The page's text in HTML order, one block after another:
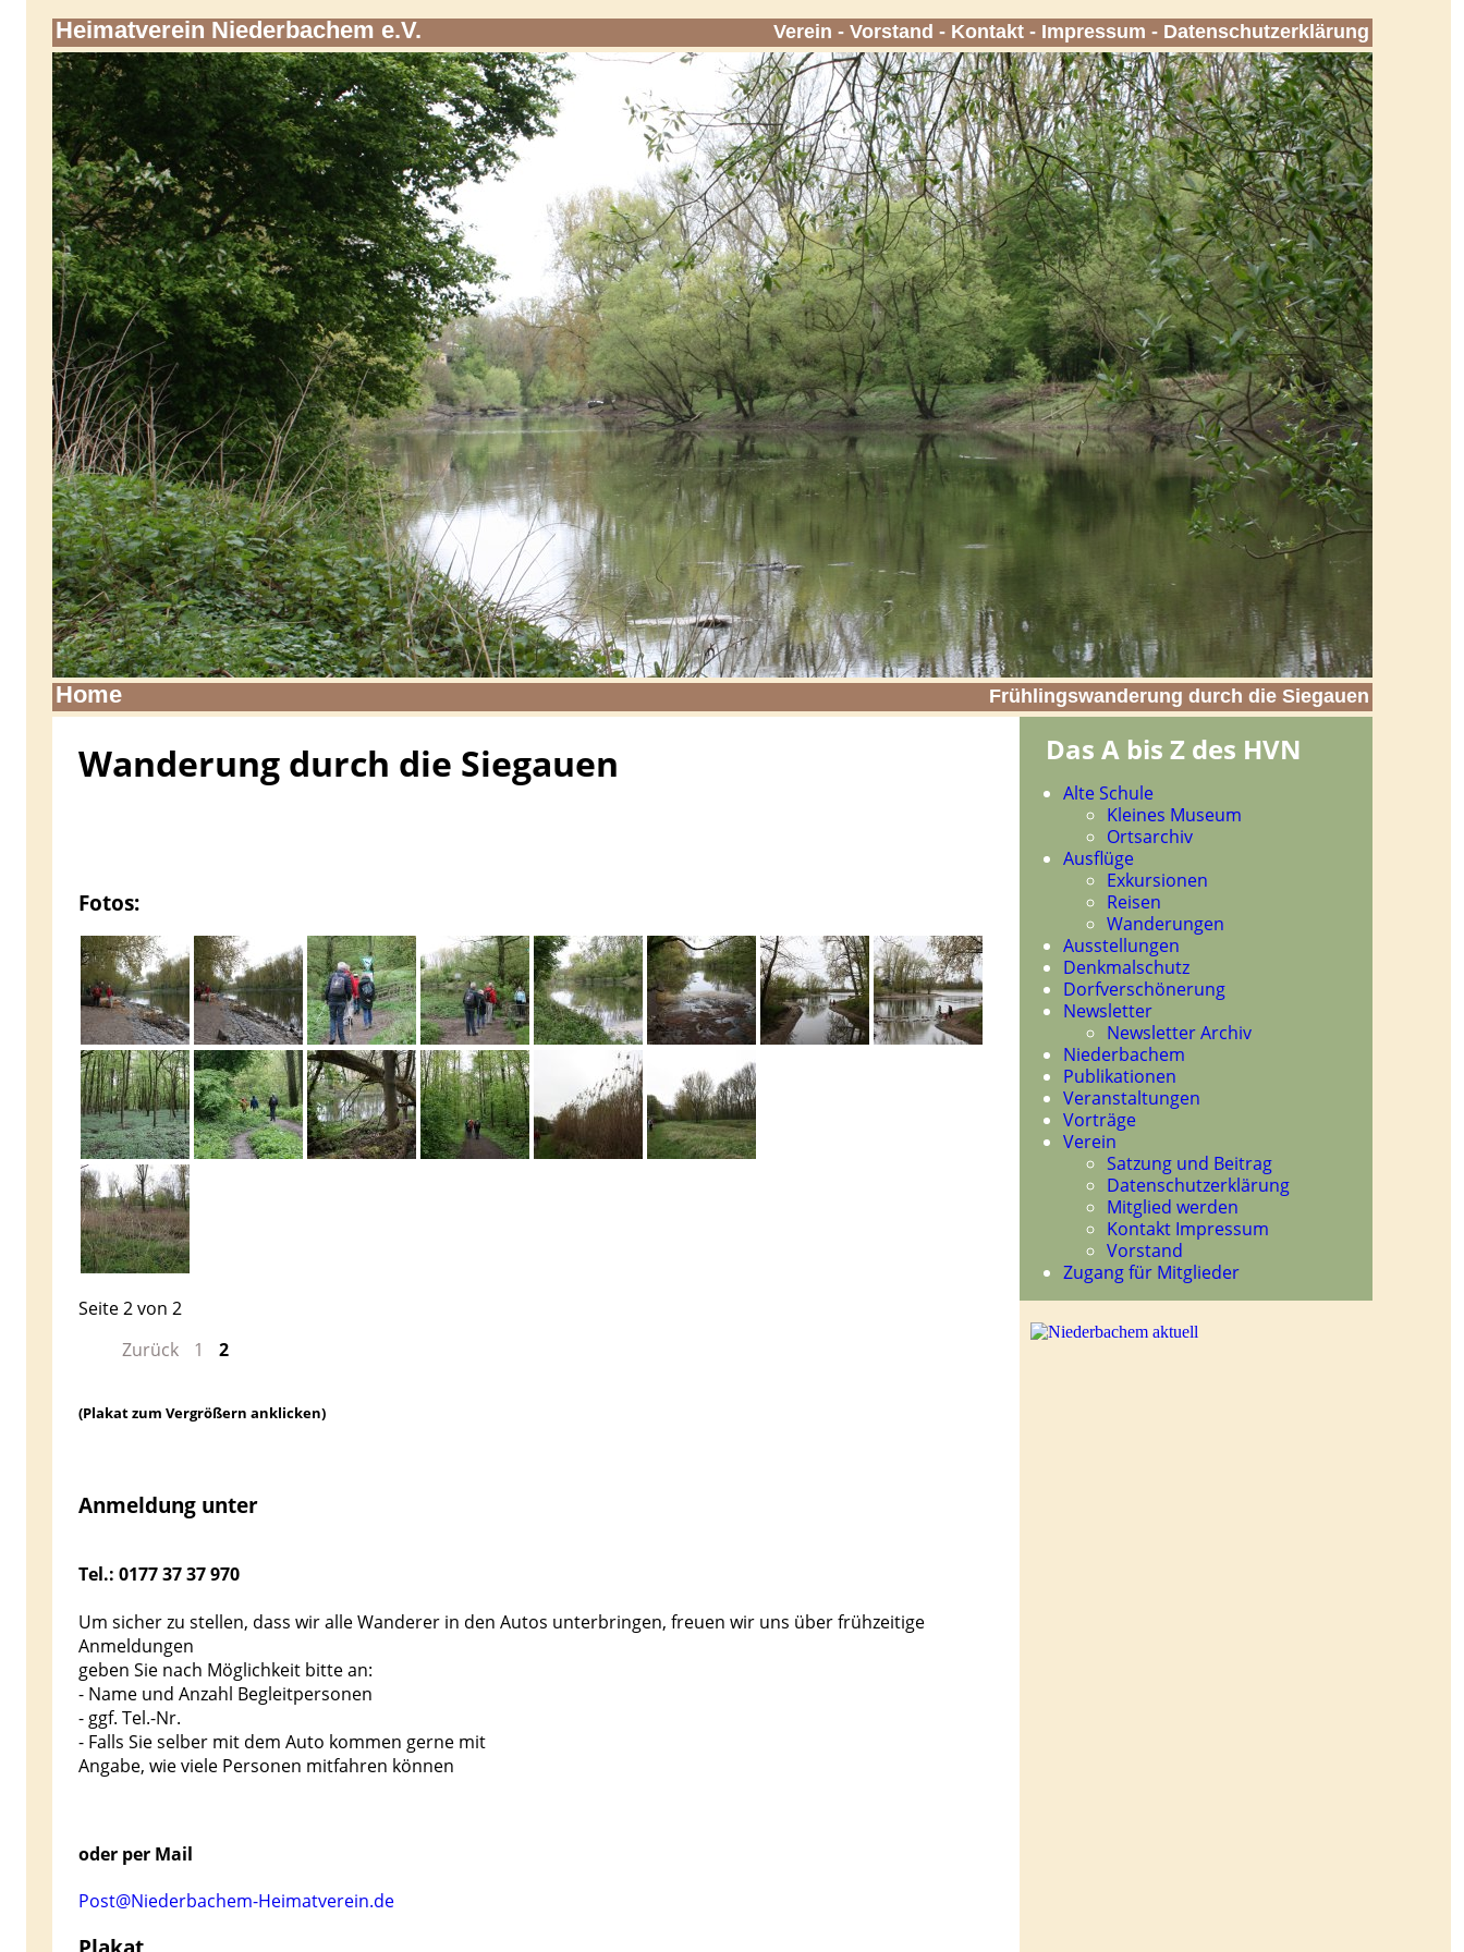
Heimatverein Niederbachem e.V. Verein - Vorstand - Kontakt - Impressum - Datenschutzerklärung
Home Frühlingswanderung durch die Siegauen
Wanderung durch die Siegauen
Fotos:
Seite 2 von 2
Zurück
1 2
(Plakat zum Vergrößern anklicken)
Anmeldung unter
Tel.: 0177 37 37 970
Um sicher zu stellen, dass wir alle Wanderer in den Autos unterbringen, freuen wir uns über frühzeitige
Anmeldungen
geben Sie nach Möglichkeit bitte an:
- Name und Anzahl Begleitpersonen
- ggf. Tel.-Nr.
- Falls Sie selber mit dem Auto kommen gerne mit
Angabe, wie viele Personen mitfahren können
oder per Mail
Post@Niederbachem-Heimatverein.de
Das A bis Z des HVN
Navigation
überspringen
Alte Schule
Kleines Museum
Ortsarchiv
Ausflüge
Exkursionen
Reisen
Wanderungen
Ausstellungen
Denkmalschutz
Dorfverschönerung
Newsletter
Newsletter Archiv
Niederbachem
Publikationen
Veranstaltungen
Vorträge
Verein
Satzung und Beitrag
Datenschutzerklärung
Mitglied werden
Kontakt Impressum
Vorstand
Zugang für Mitglieder